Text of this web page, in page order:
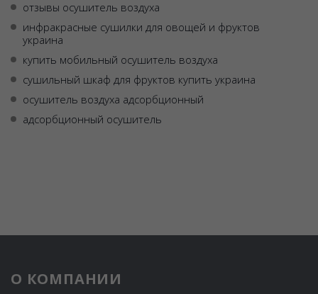
отзывы осушитель воздуха
инфракрасные сушилки для овощей и фруктов
украина
купить мобильный осушитель воздуха
сушильный шкаф для фруктов купить украина
осушитель воздуха адсорбционный
адсорбционный осушитель
О КОМПАНИИ